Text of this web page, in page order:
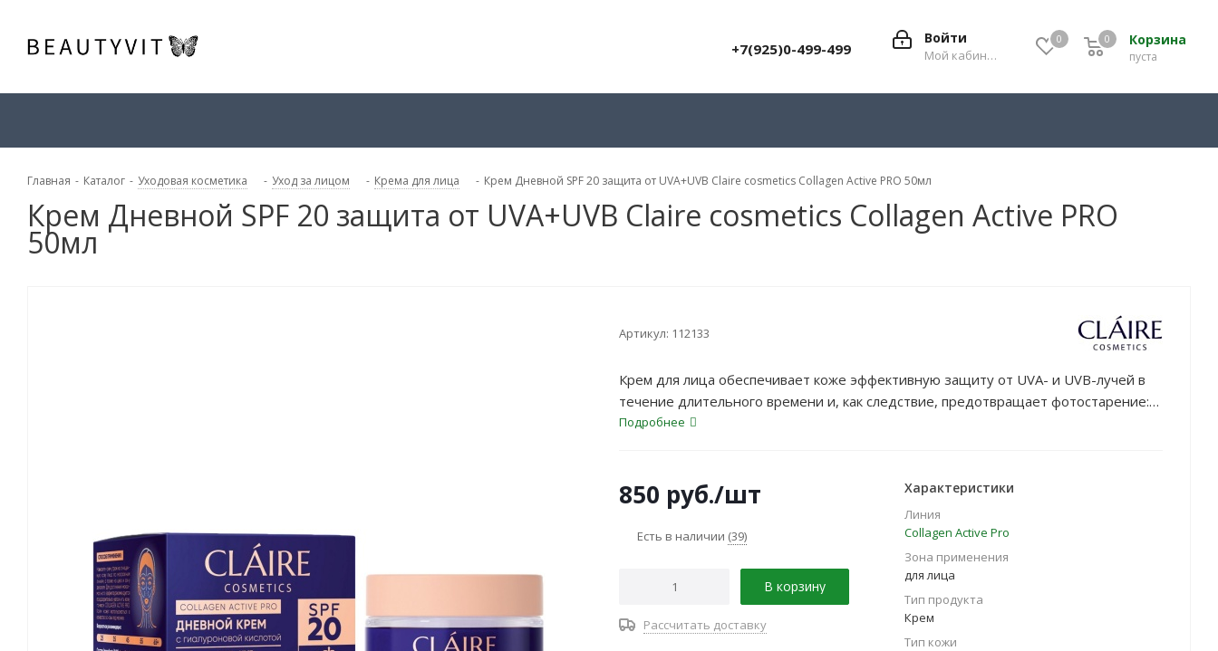
0 Корзина
0
пуста
0
Войти
Мой кабинет
+7(925)0-499-499
Главная - Каталог - Уходовая косметика - Уход за лицом - Крема для лица - Крем Дневной SPF 20 защита от UVA+UVB Claire cosmetics Collagen Active PRO 50мл
Крем Дневной SPF 20 защита от UVA+UVB Claire cosmetics Collagen Active PRO
50мл
Артикул: 112133
Крем для лица обеспечивает коже эффективную защиту от UVA- и UVB-лучей в
течение длительного времени и, как следствие, предотвращает фотостарение:
появление морщин, потерю упругости и эластичности, сухость кожи и
Подробнее
850 руб./шт
Есть в наличии (39)
В корзину
Рассчитать доставку
Характеристики
Линия
Collagen Active Pro
Зона применения
для лица
Тип продукта
Крем
Тип кожи